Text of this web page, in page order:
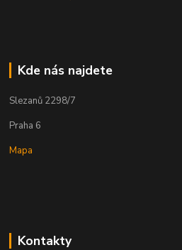
Kde nás najdete
Slezanů 2298/7
Praha 6
Mapa
Kontakty